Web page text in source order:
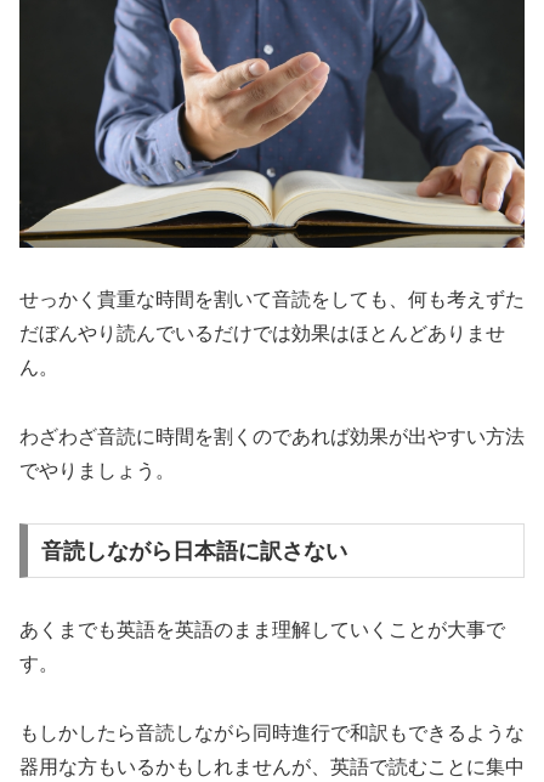
せっかく貴重な時間を割いて音読をしても、何も考えずた
だぼんやり読んでいるだけでは効果はほとんどありませ
ん。
わざわざ音読に時間を割くのであれば効果が出やすい方法
でやりましょう。
音読しながら日本語に訳さない
あくまでも英語を英語のまま理解していくことが大事で
す。
もしかしたら音読しながら同時進行で和訳もできるような
器用な方もいるかもしれませんが、英語で読むことに集中